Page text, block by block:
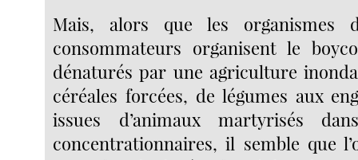
Mais, alors que les organismes
consommateurs organisent le
dénaturés par une agriculture
céréales forcées, de légumes aux
issues d’animaux martyrisés
concentrationnaires, il semble que